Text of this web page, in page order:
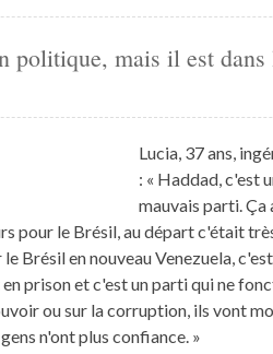
politique, mais il est
Lucia, 37 ans,
: « Haddad, c'est
mauvais parti. Ça
pour le Brésil, au départ c'était
Brésil en nouveau Venezuela,
prison et c'est un parti qui ne
ou sur la corruption, ils vont
n'ont plus confiance. »